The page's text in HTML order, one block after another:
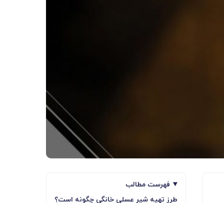
فهرست مطالب
طرز تهیه شیر عسلی خانگی چگونه است؟